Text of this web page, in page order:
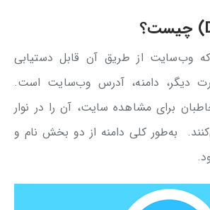
وب‌سایت از طریق آن قابل دستیابی
دیگر، دامنه، آدرس وب‌سایت است.
برای مشاهده سایت، آن را در نوار
به‌طور کلی دامنه از دو بخش نام و